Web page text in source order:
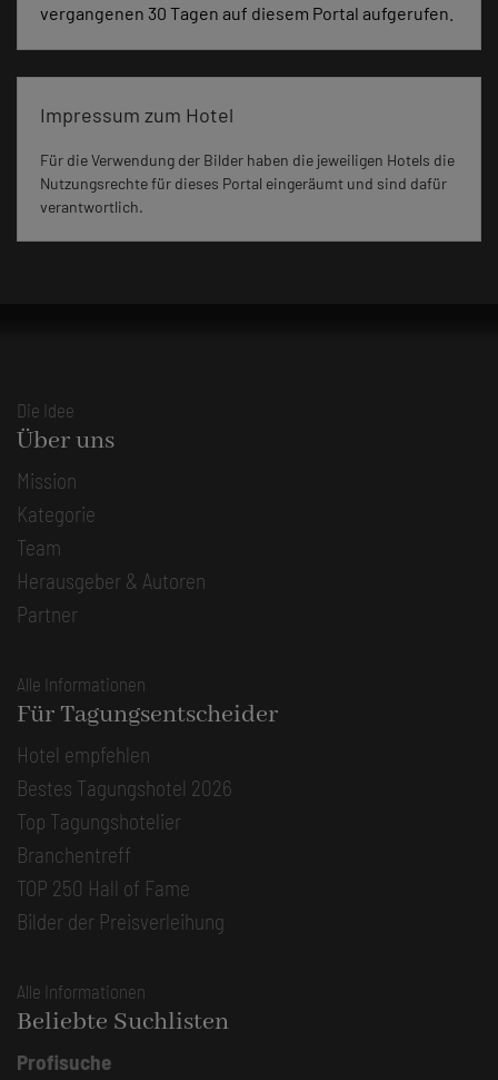
vergangenen 30 Tagen auf diesem Portal aufgerufen.
Impressum zum Hotel
Für die Verwendung der Bilder haben die jeweiligen Hotels die
Nutzungsrechte für dieses Portal eingeräumt und sind dafür
verantwortlich.
Die Idee
Über uns
Mission
Kategorie
Team
Herausgeber & Autoren
Partner
Alle Informationen
Für Tagungsentscheider
Hotel empfehlen
Bestes Tagungshotel 2026
Top Tagungshotelier
Branchentreff
TOP 250 Hall of Fame
Bilder der Preisverleihung
Alle Informationen
Beliebte Suchlisten
Profisuche